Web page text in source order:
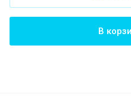
В